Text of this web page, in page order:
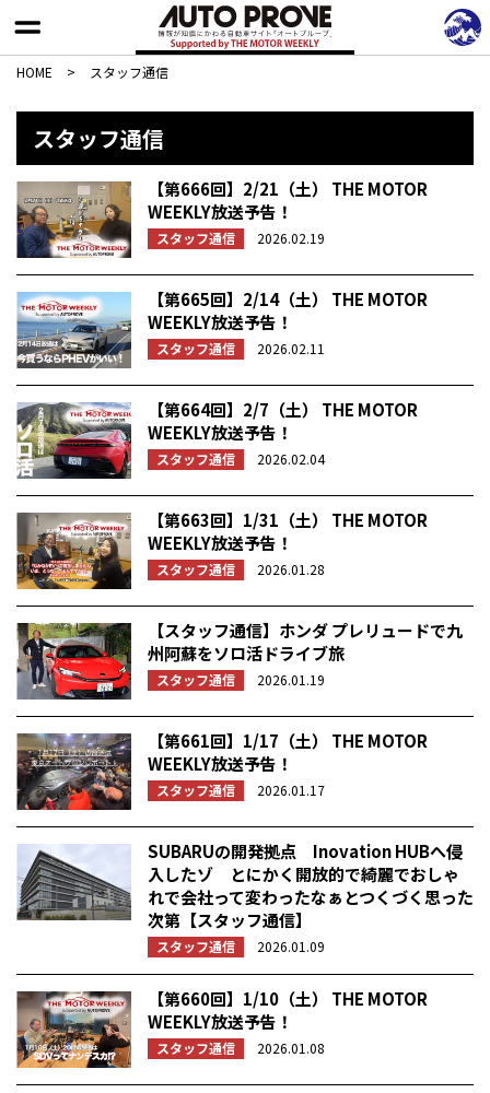
HOME > スタッフ通信
スタッフ通信
【第666回】2/21（土） THE MOTOR
WEEKLY放送予告！
スタッフ通信 2026.02.19
【第665回】2/14（土） THE MOTOR
WEEKLY放送予告！
スタッフ通信 2026.02.11
【第664回】2/7（土） THE MOTOR
WEEKLY放送予告！
スタッフ通信 2026.02.04
【第663回】1/31（土） THE MOTOR
WEEKLY放送予告！
スタッフ通信 2026.01.28
【スタッフ通信】ホンダ プレリュードで九
州阿蘇をソロ活ドライブ旅
スタッフ通信 2026.01.19
【第661回】1/17（土） THE MOTOR
WEEKLY放送予告！
スタッフ通信 2026.01.17
SUBARUの開発拠点 Inovation HUBへ侵
入したゾ とにかく開放的で綺麗でおしゃ
れで会社って変わったなぁとつくづく思った
次第【スタッフ通信】
スタッフ通信 2026.01.09
【第660回】1/10（土） THE MOTOR
WEEKLY放送予告！
スタッフ通信 2026.01.08